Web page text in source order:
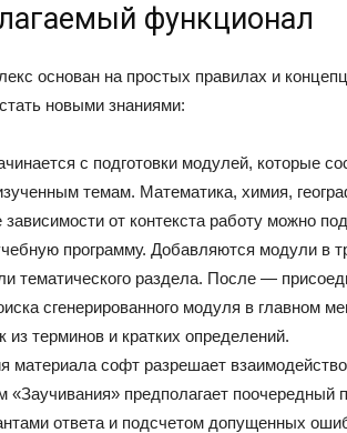
функционал
основан на простых правилах и
новыми знаниями:
с подготовки модулей, которые
темам. Математика, химия,
от контекста работу можно
программу. Добавляются модули в
тематического раздела. После —
сгенерированного модуля в главном
терминов и кратких определений.
материала софт разрешает
предполагает поочередный
ответа и подсчетом допущенных